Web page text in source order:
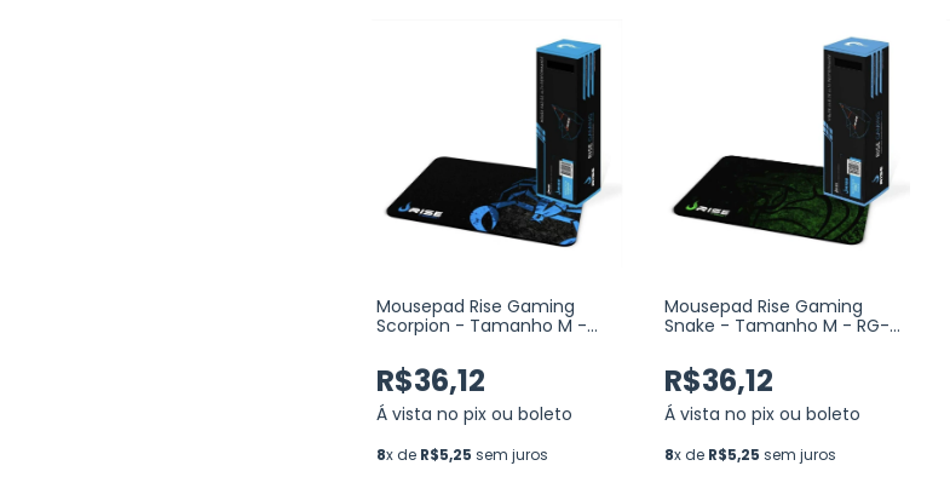
Mousepad Rise Gaming
Scorpion - Tamanho M -
R$36,12
Á vista no pix ou boleto
8x de R$5,25 sem juros
Mousepad Rise Gaming
Snake - Tamanho M - RG-
R$36,12
Á vista no pix ou boleto
8x de R$5,25 sem juros